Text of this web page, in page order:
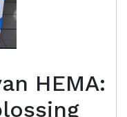
HEMA: